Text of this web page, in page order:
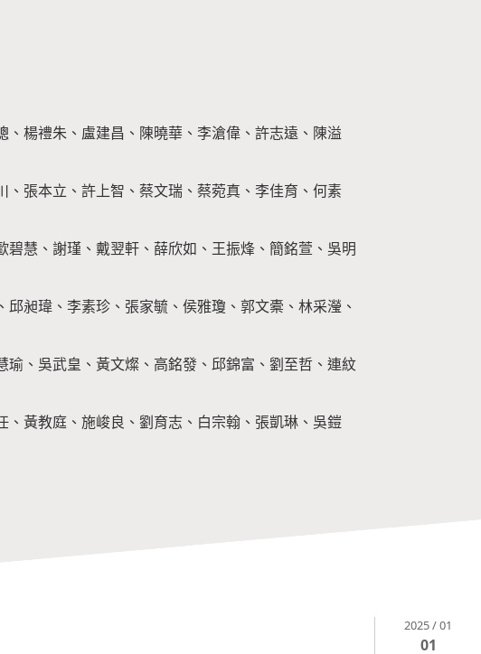
楊禮朱、盧建昌、陳曉華、李滄偉、許志遠、陳溢
張本立、許上智、蔡文瑞、蔡菀真、李佳育、何素
慧、謝瑾、戴翌軒、薛欣如、王振烽、簡銘萱、吳明
昶瑋、李素珍、張家毓、侯雅瓊、郭文橐、林采瀅、
、吳武皇、黃文燦、高銘發、邱錦富、劉至哲、連紋
黃教庭、施峻良、劉育志、白宗翰、張凱琳、吳鎧
2025 / 01
01